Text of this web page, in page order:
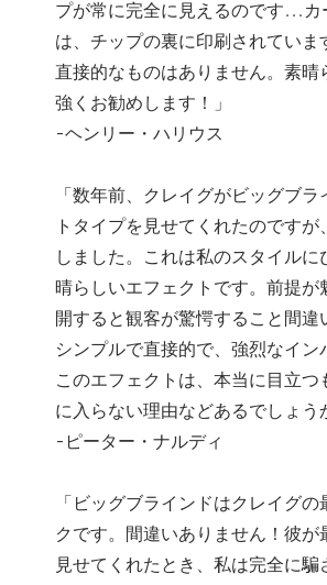
プが常に完全に見えるのです...カ
は、チップの裏に印刷されていま
直接的なものはありません。素晴
強くお勧めします！」
-ヘンリー・ハリウス
「数年前、クレイグがビッグブラ
トタイプを見せてくれたのですが
しました。これは私のスタイルに
晴らしいエフェクトです。前提が
開すると観客が驚愕すること間違
シンプルで直接的で、強烈なイン
このエフェクトは、本当に目立つ
に入らない理由などあるでしょう
-ピーター・ナルディ
「ビッグブラインドはクレイグの
クです。間違いありません！彼が​​
見せてくれたとき、私は完全に騙